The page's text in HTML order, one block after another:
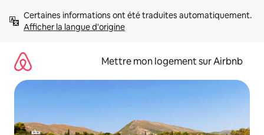
directement
Afficher la langue d'origine
Mettre mon logement sur Airbnb